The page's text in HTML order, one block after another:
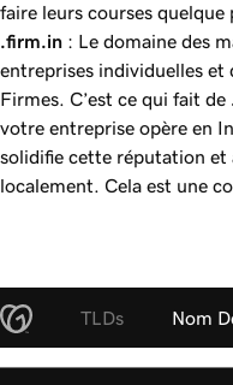
faire leurs courses quelque
.firm.in : Le domaine des
entreprises individuelles et
Firmes. C’est ce qui fait de
votre entreprise opère en
solidifie cette réputation
localement. Cela est une
TLDs Nom